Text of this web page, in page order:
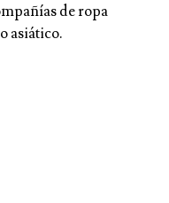
de ropa
asiático.